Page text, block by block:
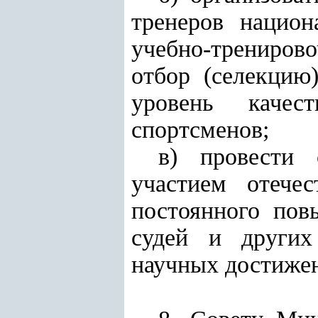
тренеров
учебно-
отбор
уровень
спортсменов;
в) провести
участием
постоянного
судей и других
научных